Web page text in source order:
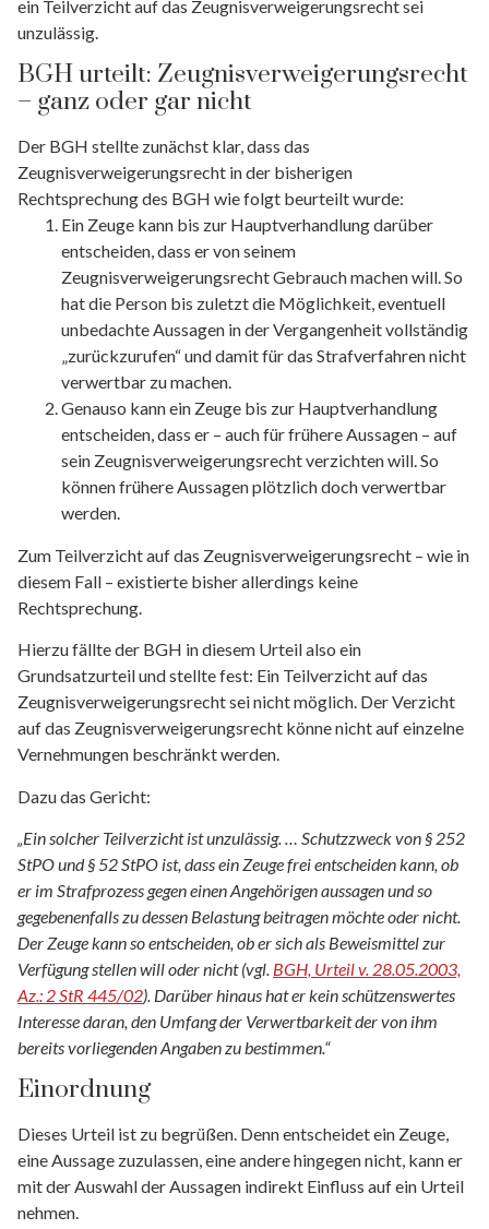
ein Teilverzicht auf das Zeugnisverweigerungsrecht sei
unzulässig.
BGH urteilt: Zeugnisverweigerungsrecht
– ganz oder gar nicht
Der BGH stellte zunächst klar, dass das
Zeugnisverweigerungsrecht in der bisherigen
Rechtsprechung des BGH wie folgt beurteilt wurde:
Ein Zeuge kann bis zur Hauptverhandlung darüber
entscheiden, dass er von seinem
Zeugnisverweigerungsrecht Gebrauch machen will. So
hat die Person bis zuletzt die Möglichkeit, eventuell
unbedachte Aussagen in der Vergangenheit vollständig
„zurückzurufen“ und damit für das Strafverfahren nicht
verwertbar zu machen.
Genauso kann ein Zeuge bis zur Hauptverhandlung
entscheiden, dass er – auch für frühere Aussagen – auf
sein Zeugnisverweigerungsrecht verzichten will. So
können frühere Aussagen plötzlich doch verwertbar
werden.
Zum Teilverzicht auf das Zeugnisverweigerungsrecht – wie in
diesem Fall – existierte bisher allerdings keine
Rechtsprechung.
Hierzu fällte der BGH in diesem Urteil also ein
Grundsatzurteil und stellte fest: Ein Teilverzicht auf das
Zeugnisverweigerungsrecht sei nicht möglich. Der Verzicht
auf das Zeugnisverweigerungsrecht könne nicht auf einzelne
Vernehmungen beschränkt werden.
Dazu das Gericht:
„Ein solcher Teilverzicht ist unzulässig. … Schutzzweck von § 252
StPO und § 52 StPO ist, dass ein Zeuge frei entscheiden kann, ob
er im Strafprozess gegen einen Angehörigen aussagen und so
gegebenenfalls zu dessen Belastung beitragen möchte oder nicht.
Der Zeuge kann so entscheiden, ob er sich als Beweismittel zur
Verfügung stellen will oder nicht (vgl. BGH, Urteil v. 28.05.2003,
Az.: 2 StR 445/02). Darüber hinaus hat er kein schützenswertes
Interesse daran, den Umfang der Verwertbarkeit der von ihm
bereits vorliegenden Angaben zu bestimmen.“
Einordnung
Dieses Urteil ist zu begrüßen. Denn entscheidet ein Zeuge,
eine Aussage zuzulassen, eine andere hingegen nicht, kann er
mit der Auswahl der Aussagen indirekt Einfluss auf ein Urteil
nehmen.